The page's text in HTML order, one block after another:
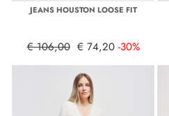
JEANS HOUSTON LOOSE FIT
€ 106,00 € 74,20 -30%